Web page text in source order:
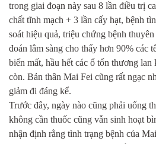
trong giai đoạn này sau 8 lần điều trị
chất tĩnh mạch + 3 lần cấy hạt, bệnh
soát hiệu quả, triệu chứng bệnh
đoán lâm sàng cho thấy hơn 90% các
biến mất, hầu hết các ổ tổn thương
còn. Bản thân Mai Fei cũng rất ngạc
giảm đi đáng kể.
Trước đây, ngày nào cũng phải uống
không cần thuốc cũng vẫn sinh hoạt
nhận định rằng tình trạng bệnh của